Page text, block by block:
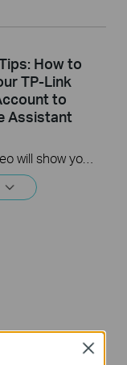
How to
TP-Link
to
Assistant
This video will show you how to link your TP-Link Tapo account to Google Assistant
Close